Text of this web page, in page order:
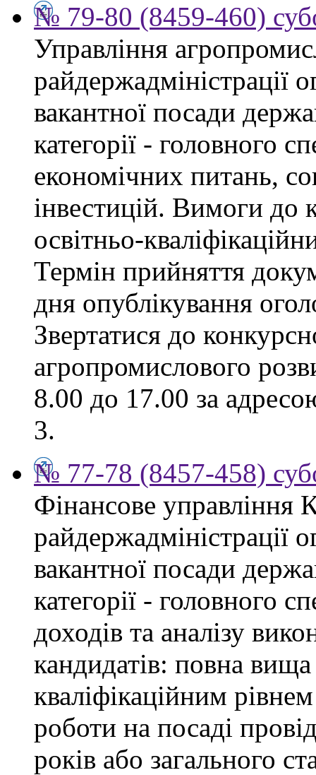
№ 79-80 (8459-460)
Управління
райдержадміністрації
вакантної посади
категорії - головного
економічних питань,
інвестицій. Вимоги до
освітньо-
Термін прийняття
дня опублікування
Звертатися до
агропромислового
8.00 до 17.00 за
3.
№ 77-78 (8457-458)
Фінансове управління
райдержадміністрації
вакантної посади
категорії - головного
доходів та аналізу
кандидатів: повна вища
кваліфікаційним
роботи на посаді
років або загального